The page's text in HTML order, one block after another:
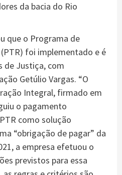
da bacia do Rio
que o Programa de
foi implementado e é
de Justiça, com
Getúlio Vargas. “O
Integral, firmado em
o pagamento
como solução
“obrigação de pagar” da
a empresa efetuou o
previstos para essa